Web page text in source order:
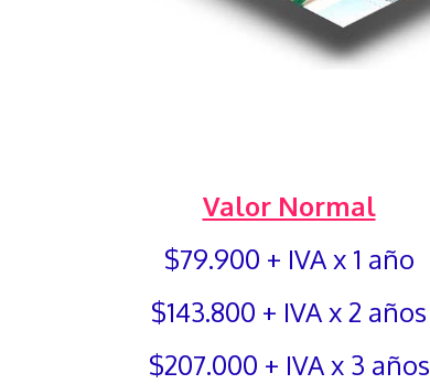
Valor Normal
$79.900 + IVA x 1 año
$143.800 + IVA x 2 años
$207.000 + IVA x 3 años